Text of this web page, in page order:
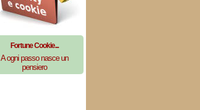
Fortune Cookie...
A ogni passo nasce un
pensiero